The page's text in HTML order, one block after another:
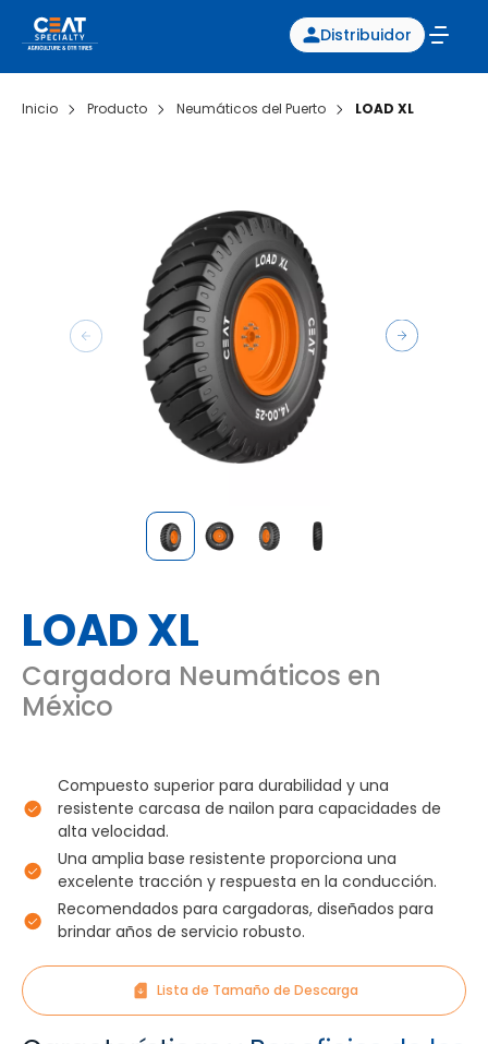
Distribuidor
Inicio Producto Neumáticos del Puerto LOAD XL
LOAD XL
Cargadora Neumáticos en
México
Compuesto superior para durabilidad y una
resistente carcasa de nailon para capacidades de
alta velocidad.
Una amplia base resistente proporciona una
excelente tracción y respuesta en la conducción.
Recomendados para cargadoras, diseñados para
brindar años de servicio robusto.
Lista de Tamaño de Descarga